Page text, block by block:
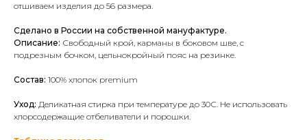
отшиваем изделия до 56 размера.
Сделано в России на собственной мануфактуре.
Описание: Свободный крой, карманы в боковом шве, с
подрезным бочком, цельнокройный пояс на резинке.
Состав: 100% хлопок premium
Уход: Деликатная стирка при температуре до 30С. Не использовать
хлорсодержащие отбеливатели и порошки.